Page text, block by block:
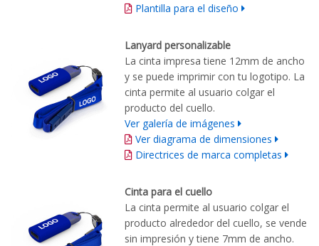
Plantilla para el diseño
Lanyard personalizable
La cinta impresa tiene 12mm de ancho
y se puede imprimir con tu logotipo. La
cinta permite al usuario colgar el
producto del cuello.
Ver galería de imágenes
Ver diagrama de dimensiones
Directrices de marca completas
Cinta para el cuello
La cinta permite al usuario colgar el
producto alrededor del cuello, se vende
sin impresión y tiene 7mm de ancho.